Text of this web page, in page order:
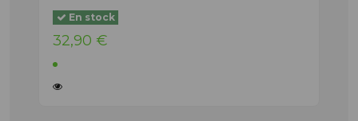
En stock
32,90 €